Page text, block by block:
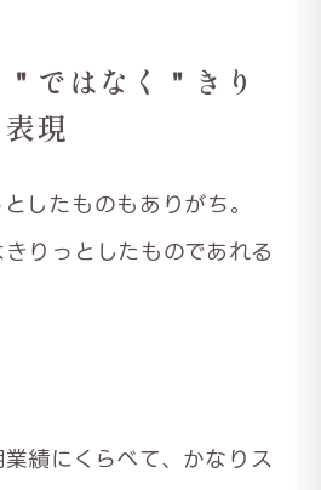
ではなく＂きり
現
したものもありがち。
りっとしたものであれる
業績にくらべて、かなりス